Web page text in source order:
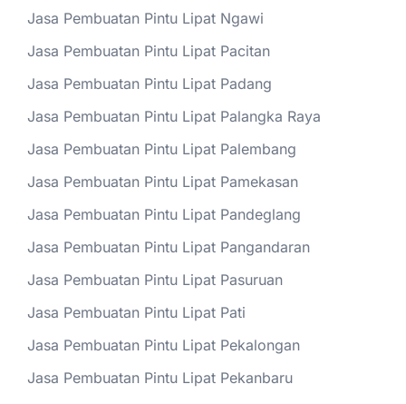
Jasa Pembuatan Pintu Lipat Ngawi
Jasa Pembuatan Pintu Lipat Pacitan
Jasa Pembuatan Pintu Lipat Padang
Jasa Pembuatan Pintu Lipat Palangka Raya
Jasa Pembuatan Pintu Lipat Palembang
Jasa Pembuatan Pintu Lipat Pamekasan
Jasa Pembuatan Pintu Lipat Pandeglang
Jasa Pembuatan Pintu Lipat Pangandaran
Jasa Pembuatan Pintu Lipat Pasuruan
Jasa Pembuatan Pintu Lipat Pati
Jasa Pembuatan Pintu Lipat Pekalongan
Jasa Pembuatan Pintu Lipat Pekanbaru